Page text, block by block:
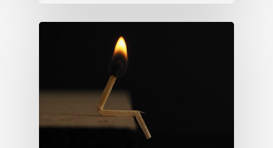
Connection